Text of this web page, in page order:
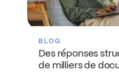
BLOG
Des réponses
de milliers de